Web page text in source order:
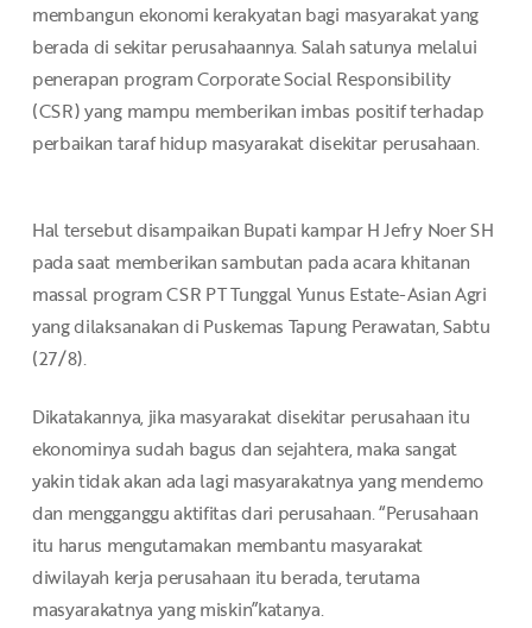
membangun ekonomi kerakyatan bagi masyarakat yang
berada di sekitar perusahaannya. Salah satunya melalui
penerapan program Corporate Social Responsibility
(CSR) yang mampu memberikan imbas positif terhadap
perbaikan taraf hidup masyarakat disekitar perusahaan.
Hal tersebut disampaikan Bupati kampar H Jefry Noer SH
pada saat memberikan sambutan pada acara khitanan
massal program CSR PT Tunggal Yunus Estate-Asian Agri
yang dilaksanakan di Puskemas Tapung Perawatan, Sabtu
(27/8).
Dikatakannya, jika masyarakat disekitar perusahaan itu
ekonominya sudah bagus dan sejahtera, maka sangat
yakin tidak akan ada lagi masyarakatnya yang mendemo
dan mengganggu aktifitas dari perusahaan. “Perusahaan
itu harus mengutamakan membantu masyarakat
diwilayah kerja perusahaan itu berada, terutama
masyarakatnya yang miskin”katanya.